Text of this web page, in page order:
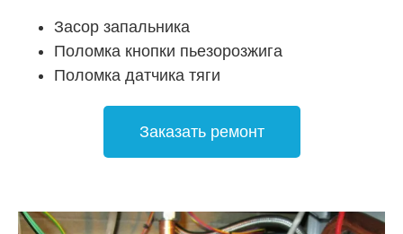
Засор запальника
Поломка кнопки пьезорозжига
Поломка датчика тяги
Заказать ремонт